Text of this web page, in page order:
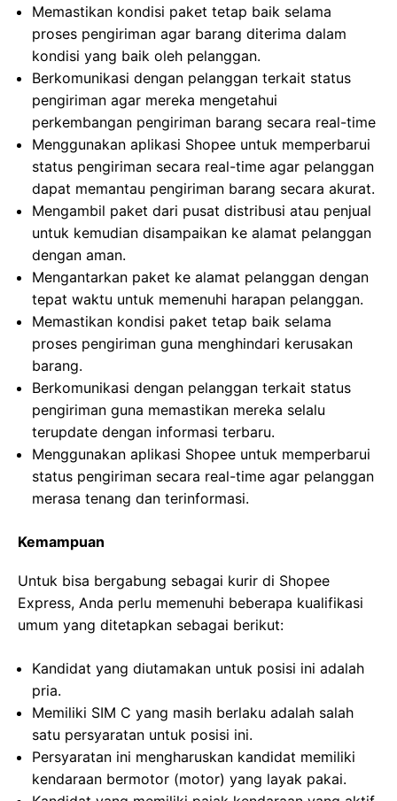
Memastikan kondisi paket tetap baik selama
proses pengiriman agar barang diterima dalam
kondisi yang baik oleh pelanggan.
Berkomunikasi dengan pelanggan terkait status
pengiriman agar mereka mengetahui
perkembangan pengiriman barang secara real-time
Menggunakan aplikasi Shopee untuk memperbarui
status pengiriman secara real-time agar pelanggan
dapat memantau pengiriman barang secara akurat.
Mengambil paket dari pusat distribusi atau penjual
untuk kemudian disampaikan ke alamat pelanggan
dengan aman.
Mengantarkan paket ke alamat pelanggan dengan
tepat waktu untuk memenuhi harapan pelanggan.
Memastikan kondisi paket tetap baik selama
proses pengiriman guna menghindari kerusakan
barang.
Berkomunikasi dengan pelanggan terkait status
pengiriman guna memastikan mereka selalu
terupdate dengan informasi terbaru.
Menggunakan aplikasi Shopee untuk memperbarui
status pengiriman secara real-time agar pelanggan
merasa tenang dan terinformasi.
Kemampuan
Untuk bisa bergabung sebagai kurir di Shopee
Express, Anda perlu memenuhi beberapa kualifikasi
umum yang ditetapkan sebagai berikut:
Kandidat yang diutamakan untuk posisi ini adalah
pria.
Memiliki SIM C yang masih berlaku adalah salah
satu persyaratan untuk posisi ini.
Persyaratan ini mengharuskan kandidat memiliki
kendaraan bermotor (motor) yang layak pakai.